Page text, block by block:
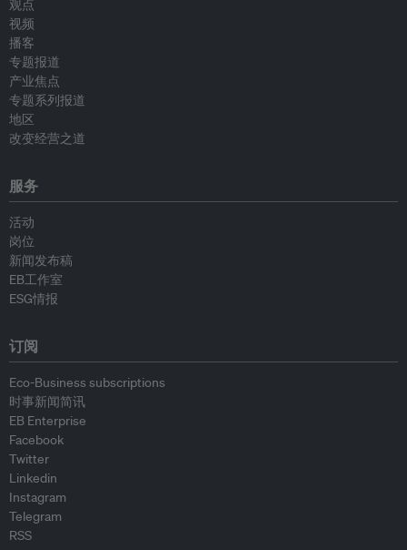
观点
视频
播客
专题报道
产业焦点
专题系列报道
地区
改变经营之道
服务
活动
岗位
新闻发布稿
EB工作室
ESG情报
订阅
Eco-Business subscriptions
时事新闻简讯
EB Enterprise
Facebook
Twitter
Linkedin
Instagram
Telegram
RSS